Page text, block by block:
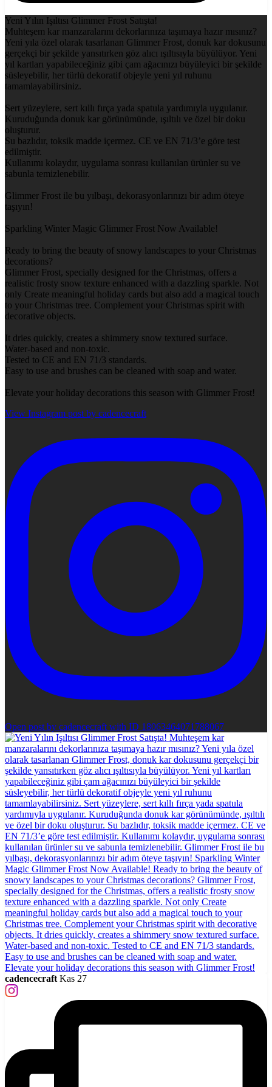
Yeni Yılın Işıltısı Glimmer Frost Satışta!
Muhteşem kar manzaralarını dekorlarınıza taşımaya hazır mısınız?
Yeni yıla özel olarak tasarlanan Glimmer Frost, donuk kar dokusunu
gerçekçi bir şekilde yansıtırken göz alıcı ışıltısıyla büyülüyor. Yeni
yıl kartları yapabileceğiniz gibi çam ağacınızı büyüleyici bir şekilde
süsleyebilir, her türlü dekoratif objeyle yeni yıl ruhunu
tamamlayabilirsiniz.
Sert yüzeylere, sert kıllı fırça yada spatula yardımıyla uygulanır.
Kuruduğunda donuk kar görünümünde, ışıltılı ve özel bir doku
oluşturur.
Su bazlıdır, toksik madde içermez. CE ve EN 71/3’e göre test
edilmiştir.
Kullanımı kolaydır, uygulama sonrası kullanılan ürünler su ve
sabunla temizlenebilir.
Glimmer Frost ile bu yılbaşı, dekorasyonlarınızı bir adım öteye
taşıyın!
Sparkling Winter Magic Glimmer Frost Now Available!
Ready to bring the beauty of snowy landscapes to your Christmas
decorations?
Glimmer Frost, specially designed for the Christmas, offers a
realistic frosty snow texture enhanced with a dazzling sparkle. Not
only Create meaningful holiday cards but also add a magical touch
to your Christmas tree. Complement your Christmas spirit with
decorative objects.
It dries quickly, creates a shimmery snow textured surface.
Water-based and non-toxic.
Tested to CE and EN 71/3 standards.
Easy to use and brushes can be cleaned with soap and water.
Elevate your holiday decorations this season with Glimmer Frost!
View Instagram post by cadencecraft
Open post by cadencecraft with ID 18063464071788067
cadencecraft Kas 27